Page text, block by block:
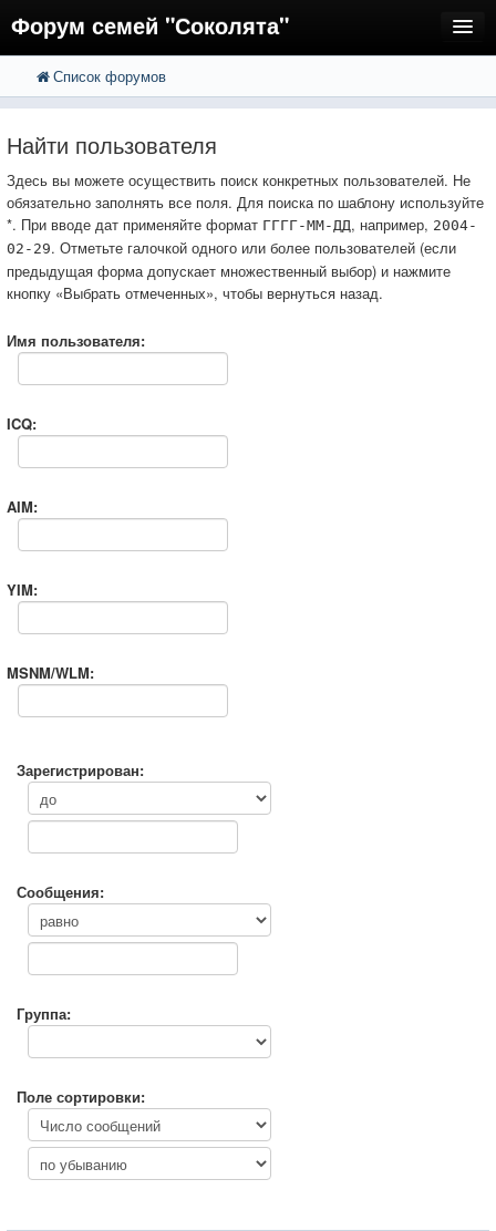
Форум семей "Соколята"
FAQ
Вход
Список форумов
Найти пользователя
Здесь вы можете осуществить поиск конкретных пользователей. Не
обязательно заполнять все поля. Для поиска по шаблону используйте
*. При вводе дат применяйте формат ГГГГ-ММ-ДД, например, 2004-
02-29. Отметьте галочкой одного или более пользователей (если
предыдущая форма допускает множественный выбор) и нажмите
кнопку «Выбрать отмеченных», чтобы вернуться назад.
Имя пользователя:
ICQ:
AIM:
YIM:
MSNM/WLM:
Зарегистрирован:
Сообщения:
Группа:
Поле сортировки: